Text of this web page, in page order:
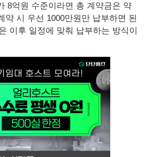
8억원 수준이라면 총 계약금은 약
약 시 우선 1000만원만 납부하면 된
이후 일정에 맞춰 납부하는 방식이